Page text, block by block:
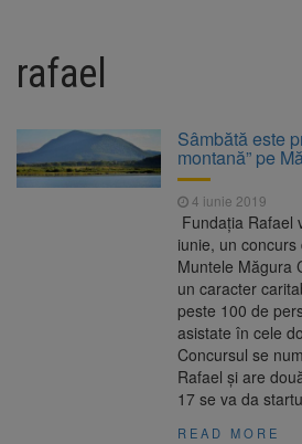
Brașovului vor fi restaurate. Contractul
finanțare a fost semnat
propriul record mondial. Betty
zburat din nou pe aripa unui avion
Avocații fraților
Tristan Tate cer eliberarea lor pe
Se schimbă
medic specialist. Subiecte unice în
aceeași oră și același barem
Se schimbă regulile
capsulele de cafea și ambalajele de
folosință. Noul regulament UE se
rafael
Sâmbătă este
montană” pe
4 iunie 2019
Fundația Rafael
iunie, un
Muntele Măgura
un caracter
peste 100 de
asistate în cele
Concursul se
Rafael și are
17 se va da
READ MORE